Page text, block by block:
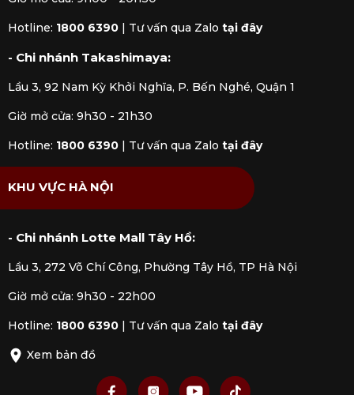
Đảm bảo vệ sinh an toàn thực phẩm:
liệu an toàn cho sức khỏe người sử
dụng, sẽ giúp bảo vệ thực phẩm khỏi vi
khuẩn.
Hotline: 1800 6390 | Tư vấn qua Zalo tại đây
- Chi nhánh Takashimaya:
Lầu 3, 92 Nam Kỳ Khởi Nghĩa, P. Bến Nghé, Quận 1
Giờ mở cửa: 9h30 - 21h30
Hotline: 1800 6390 | Tư vấn qua Zalo tại đây
KHU VỰC HÀ NỘI
- Chi nhánh Lotte Mall Tây Hồ:
Lầu 3, 272 Võ Chí Công, Phường Tây Hồ, TP Hà Nội
Giờ mở cửa: 9h30 - 22h00
Hotline: 1800 6390 | Tư vấn qua Zalo tại đây
Xem bản đồ